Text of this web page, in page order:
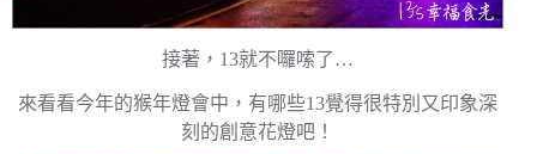
接著，13就不囉嗦了…
來看看今年的猴年燈會中，有哪些13覺得很特別又印象深
刻的創意花燈吧！